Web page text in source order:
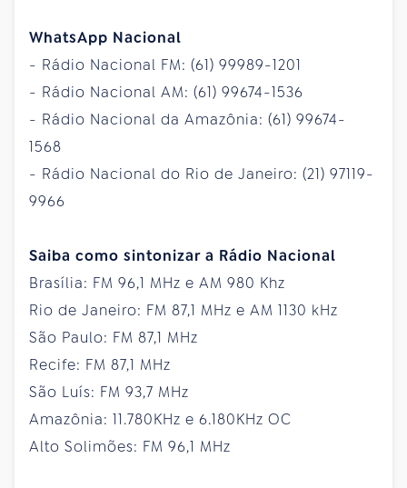
WhatsApp Nacional
- Rádio Nacional FM: (61) 99989-1201
- Rádio Nacional AM: (61) 99674-1536
- Rádio Nacional da Amazônia: (61) 99674-
1568
- Rádio Nacional do Rio de Janeiro: (21) 97119-
9966
Saiba como sintonizar a Rádio Nacional
Brasília: FM 96,1 MHz e AM 980 Khz
Rio de Janeiro: FM 87,1 MHz e AM 1130 kHz
São Paulo: FM 87,1 MHz
Recife: FM 87,1 MHz
São Luís: FM 93,7 MHz
Amazônia: 11.780KHz e 6.180KHz OC
Alto Solimões: FM 96,1 MHz